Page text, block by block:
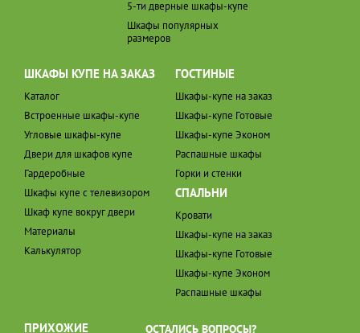
5-ти дверные шкафы-купе
Шкафы популярных
размеров
ШКАФЫ КУПЕ НА ЗАКАЗ
Каталог
Встроенные шкафы-купе
Угловые шкафы-купе
Двери для шкафов купе
Гардеробные
Шкафы купе с телевизором
Шкаф купе вокруг двери
Материалы
Калькулятор
ГОСТИНЫЕ
Шкафы-купе на заказ
Шкафы-купе Готовые
Шкафы-купе Эконом
Распашные шкафы
Горки и стенки
СПАЛЬНИ
Кровати
Шкафы-купе на заказ
Шкафы-купе Готовые
Шкафы-купе Эконом
Распашные шкафы
ПРИХОЖИЕ ОСТАЛИСЬ ВОПРОСЫ?